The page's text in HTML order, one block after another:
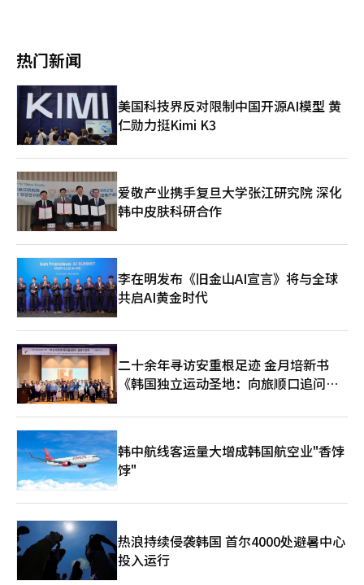
的全球领导力将更加巩固。 :赵显外交部长 :赵显外交部长是一位在
外交部第一、第二次官和联合国代表团大使等职务上积累了丰富经
验的职业外交官。他在多边外交和经济外交领域积累了丰富的经
验，自上任以来，推动AI国际规范、经济安全、尖端技术合作和全
球供应链外交等核心任务。 在联合国全球AI治理讨论和APEC AI合
作过程中，扩大了韩国的角色，引领符合AI时代的未来外交战略。
惠市场开放。” 政府决定针对美国最近发布的强制劳动相关贸易
已达成的利益平衡，确保不出现对主要竞争国不利的结果，最大限
度减少我国企业的损失。 具副总理表示：“针对美国301条款措
施，我们将确保我国企业不受竞争国的负面影响，相关部门将紧密
合作，积极应对。” 此外，政府还将把过去20年为102个国家提供
的761项政策咨询的K-知识共享项目（KSP）转变为我国企业的海
外拓展平台。计划围绕供应链、人工智能（AI）、绿色和文化等四
大领域新设战略规划型项目，改革业务体系，以确保政策咨询能够
实际转化为投资和项目。 具副总理表示：“我们将利用后中东时
代作为新的增长机会，积极支持我国企业的海外拓展和未来增长动
力的创造。”※ 本报道经人工智能（AI）系统翻译与编辑。
安全和全球因素对投资波动的贡献比例，从2016至2019年的平均
33.1%上升至2020年后的平均48.7%，几乎与市场和经济因素持
平。 汽车产业的变化更为显著。在同一时期，安全和全球因素的
比例从25.9%跃升至50.9%，几乎翻了一番。美国的《通胀削减法
案》（IRA）和半导体法实施后，国内整车和电池企业选择在美国
建设工厂而非在国内投资的趋势得到了数据的印证。 问题在于，
这一结构性转变预计将对国内宏观经济造成压力。随着海外直接投
资的快速增长，即使出口增加，国内设备投资的扩展联系也在减
弱。 设备投资的出口敏感度呈缓慢下降趋势，而每单位民间投资
所产生的国内附加价值效应自2020年以来也在减少。传统的出口
良好、国内投资扩展、就业和收入增加的良性循环正在动摇。 然
而，韩国银行认为，不能仅将海外直接投资的扩大视为资本外流。
应考虑到这是为了进入全球技术霸权中心“内圈”的战略性转移。
贴，又有效规避了日益增加的非关税贸易壁垒。此外，这也是为了
进入全球供应链核心区域，接触先进技术生态系统的不可避免的战
略选择。 同时，海外直接投资的增加也被视为通过积累对外净资
产来提升国家信誉的机会。如果对外净资产相对于国内生产总值
（GDP）达到较高水平，将有助于稳定国家信用评级。 韩国银行
指出，为了避免这一范式转变导致国内制造和出口基础的削弱，需
要提高核心制造工艺和研发（R&D）留在国内的吸引力。投资的规
则已经改变，政策的规则也必须随之改变。 在美国、欧盟、中国
和日本等主要国家竞争性扩大对半导体和电池等战略产业的大规模
直接支持的背景下，韩国也正在全面推进以税收支持、产业集群建
设、金融支持和技术保护为核心的高科技产业培育体系。 韩国银
行分析认为，当前的间接支持方式在防止投资空心化方面存在局限
性。与美国半导体支持法（CHIPS Act）提供的390亿美元直接补
助、以及日本为吸引台积电提供的10.7万亿韩元补助相比，现有支
持在及时性和规模上都受到限制。※ 本报道经人工智能（AI）系统
翻译与编辑。
热门新闻
美国科技界反对限制中国开源AI模型 黄
仁勋力挺Kimi K3
爱敬产业携手复旦大学张江研究院 深化
韩中皮肤科研合作
李在明发布《旧金山AI宣言》将与全球
共启AI黄金时代
二十余年寻访安重根足迹 金月培新书
《韩国独立运动圣地：向旅顺口追问历
韩中航线客运量大增成韩国航空业"香饽
饽"
热浪持续侵袭韩国 首尔4000处避暑中心
投入运行